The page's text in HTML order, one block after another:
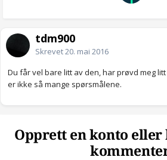
tdm900
Skrevet20. mai 2016
Du får vel bare litt av den, har prøvd meg
er ikke så mange spørsmålene.
Opprett en konto eller